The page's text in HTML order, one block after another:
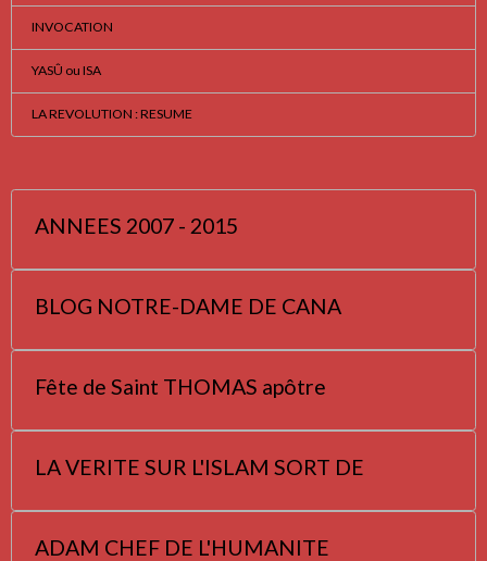
INVOCATION
YASÛ ou ISA
LA REVOLUTION : RESUME
ANNEES 2007 - 2015
BLOG NOTRE-DAME DE CANA
Fête de Saint THOMAS apôtre
LA VERITE SUR L'ISLAM SORT DE
ADAM CHEF DE L'HUMANITE